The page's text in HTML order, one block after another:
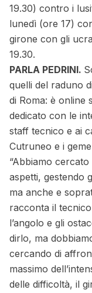
19.30) contro i
lunedì (ore 17)
girone con gli
19.30.
PARLA PEDRINI.
quelli del raduno
di Roma: è online
dedicato con le
staff tecnico e ai
Cutruneo e i
“Abbiamo
aspetti, gestendo
ma anche e
racconta il
l’angolo e gli
dirlo, ma
cercando di
massimo
delle difficoltà, il